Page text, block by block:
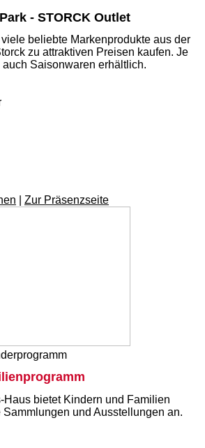
- STORCK Outlet
beliebte Markenprodukte aus der
zu attraktiven Preisen kaufen. Je
Saisonwaren erhältlich.
Zur Präsenzseite
Haus bietet Kindern und Familien
und Ausstellungen an.